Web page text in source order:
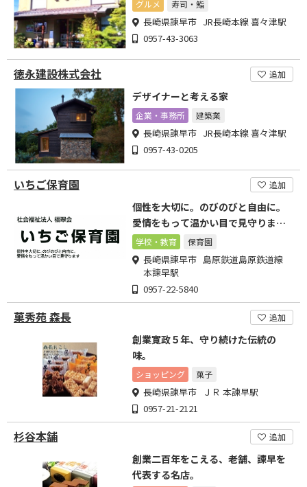
グルメ 寿司・鮨
長崎県諫早市 JR長崎本線 喜々津駅
0957-43-3063
徳永建設株式会社 追加
デザイナーと考える家
企業・事務所 建築業
長崎県諫早市 JR長崎本線 喜々津駅
0957-43-0205
いちご保育園 追加
個性を大切に。のびのびと自由に。
愛情をもって温かい目で見守りま
す。
学校・教育 保育園
長崎県諫早市 島原鉄道島原鉄道線
本諫早駅
0957-22-5840
菓秀苑 森長 追加
創業寛政５年、守り続けた伝統の
味。
ショッピング 菓子
長崎県諫早市 ＪＲ 本諫早駅
0957-21-2121
杉谷本舗 追加
創業二百年をこえる、老舗、諫早を
代表する名店。